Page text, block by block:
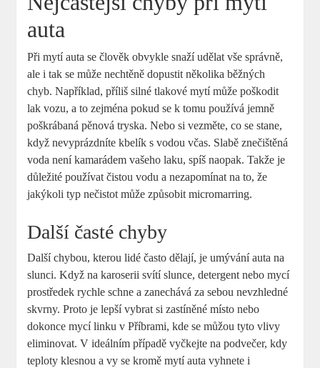
auta
Při mytí auta se člověk obvykle snaží udělat vše správně,
ale i tak se může nechtěně dopustit několika běžných
chyb. Například, příliš silné tlakové mytí může poškodit
lak vozu, a to zejména pokud se k tomu používá jemně
poškrábaná pěnová tryska. Nebo si vezměte, co se stane,
když nevyprázdníte kbelík s vodou včas. Slabě znečištěná
voda není kamarádem vašeho laku, spíš naopak. Takže je
důležité používat čistou vodu a nezapomínat na to, že
jakýkoli typ nečistot může způsobit micromarring.
Další časté chyby
Další chybou, kterou lidé často dělají, je umývání auta na
slunci. Když na karoserii svítí slunce, detergent nebo mycí
prostředek rychle schne a zanechává za sebou nevzhledné
skvrny. Proto je lepší vybrat si zastíněné místo nebo
dokonce mycí linku v Příbrami, kde se můžou tyto vlivy
eliminovat. V ideálním případě vyčkejte na podvečer, kdy
teploty klesnou a vy se kromě mytí auta vyhnete i